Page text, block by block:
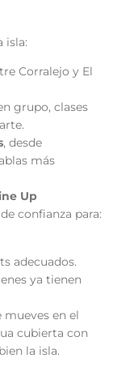
isla:
Corralejo y El
grupo, clases
, desde
más
Up
confianza para:
adecuados.
ya tienen
mueves en el
cubierta con
la isla.